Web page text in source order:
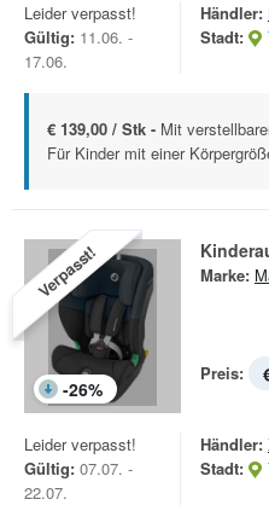
Leider verpasst!
Gültig: 11.06. -
17.06.
Händler:
Stadt:
€ 139,00 / Stk - Mit
Für Kinder mit einer
Verpasst!
-26%
Marke:
Preis:
Leider verpasst!
Gültig: 07.07. -
22.07.
Händler:
Stadt: